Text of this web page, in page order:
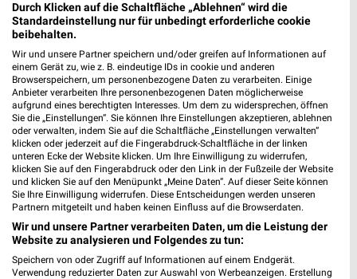
0 km
Inspiriert vom Meer
Gültig bis Di. 25.08.
0 km
Alpaka cleaning collection
Gültig bis Di. 01.09.
Durch Klicken auf die Schaltfläche „Ablehnen“ wird die
Standardeinstellung nur für unbedingt erforderliche cookie
beibehalten.
Wir und unsere Partner speichern und/oder greifen auf Informationen auf
einem Gerät zu, wie z. B. eindeutige IDs in cookie und anderen
Browserspeichern, um personenbezogene Daten zu verarbeiten. Einige
Anbieter verarbeiten Ihre personenbezogenen Daten möglicherweise
aufgrund eines berechtigten Interesses. Um dem zu widersprechen, öffnen
Sie die „Einstellungen“. Sie können Ihre Einstellungen akzeptieren, ablehnen
oder verwalten, indem Sie auf die Schaltfläche „Einstellungen verwalten“
klicken oder jederzeit auf die Fingerabdruck-Schaltfläche in der linken
unteren Ecke der Website klicken. Um Ihre Einwilligung zu widerrufen,
klicken Sie auf den Fingerabdruck oder den Link in der Fußzeile der Website
und klicken Sie auf den Menüpunkt „Meine Daten“. Auf dieser Seite können
Sie Ihre Einwilligung widerrufen. Diese Entscheidungen werden unseren
Partnern mitgeteilt und haben keinen Einfluss auf die Browserdaten.
Wir und unsere Partner verarbeiten Daten, um die Leistung der
Website zu analysieren und Folgendes zu tun:
Speichern von oder Zugriff auf Informationen auf einem Endgerät.
Verwendung reduzierter Daten zur Auswahl von Werbeanzeigen. Erstellung